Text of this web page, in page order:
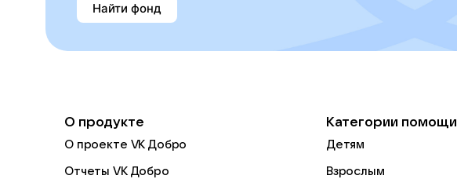
Найти фонд
О продукте
О проекте VK Добро
Отчеты VK Добро
Категории помощи
Детям
Взрослым